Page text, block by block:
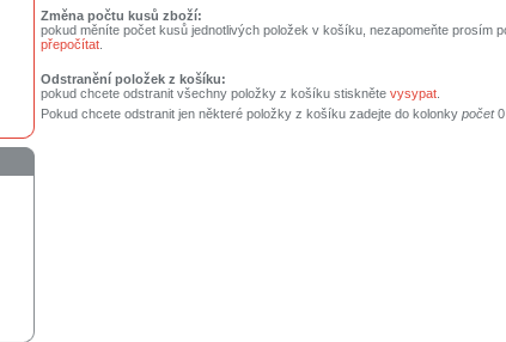
Změna počtu kusů zboží:
pokud měníte počet kusů jednotlivých položek v košíku, nezapomeňte prosím
přepočítat
Odstranění položek z košíku:
pokud chcete odstranit všechny položky z košíku stiskněte vysypat
Pokud chcete odstranit jen některé položky z košíku zadejte do kolonky počet0